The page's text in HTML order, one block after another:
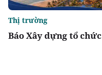
Báo Xây dựng tổ chức
Thị trường